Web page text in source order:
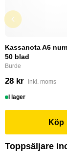
Kassanota A6
50 blad
Burde
28 kr inkl. moms
I lager
Köp
Toppsäljare